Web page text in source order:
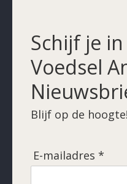
Schijf je
Voedsel
Blijf op de hoogte!
E-mailadres *